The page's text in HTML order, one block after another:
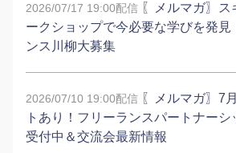
2026/07/17 19:00配信 〖メルマガ〗ス
ークショップで今必要な学びを発見
ンス川柳大募集
2026/07/10 19:00配信 〖メルマガ〗7
トあり！フリーランスパートナーシ
受付中＆交流会最新情報